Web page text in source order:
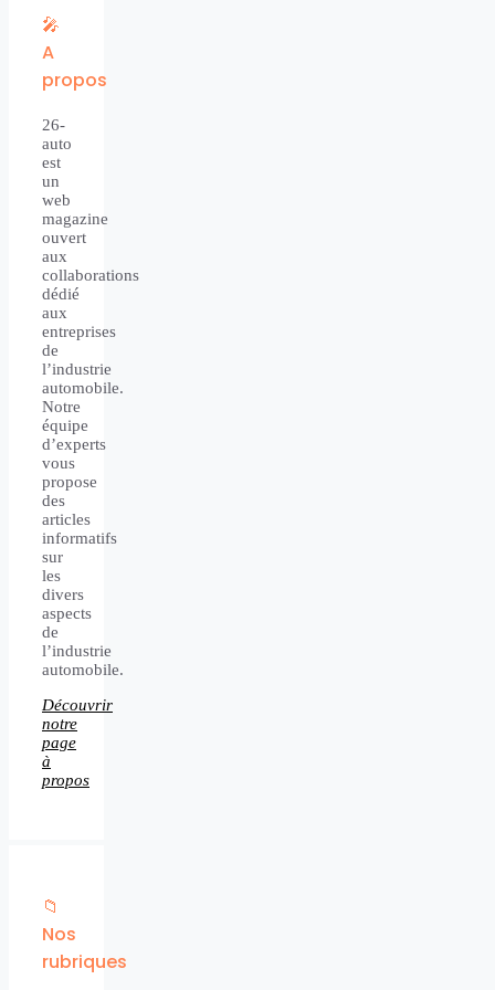
🎤
A
propos
26-
auto
est
un
web
magazine
ouvert
aux
collaborations
dédié
aux
entreprises
de
l’industrie
automobile.
Notre
équipe
d’experts
vous
propose
des
articles
informatifs
sur
les
divers
aspects
de
l’industrie
automobile.
Découvrir
notre
page
à
propos
📁
Nos
rubriques